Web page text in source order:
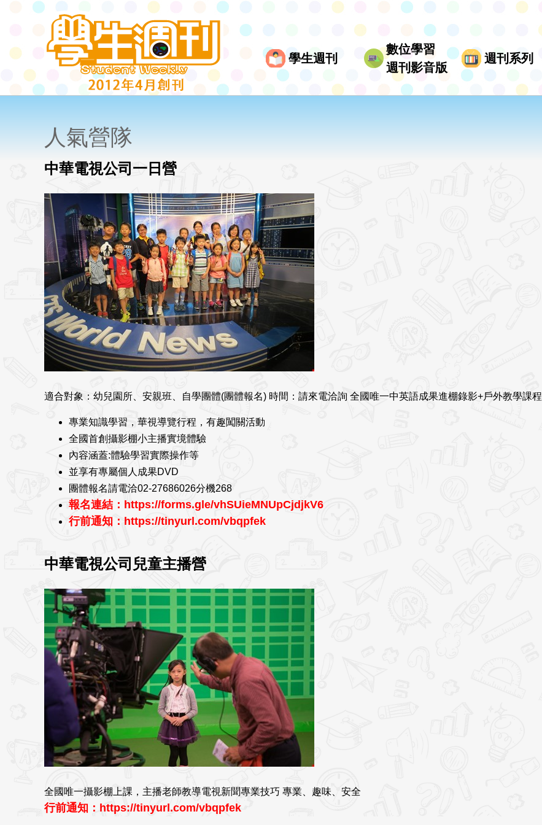
學生週刊
數位學習
週刊影音版
週刊系列
人氣營隊
中華電視公司一日營
適合對象：幼兒園所、安親班、自學團體(團體報名) 時間：請來電洽詢 全國唯一中英語成果進棚錄影+戶外教學課程
專業知識學習，華視導覽行程，有趣闖關活動
全國首創攝影棚小主播實境體驗
內容涵蓋:體驗學習實際操作等
並享有專屬個人成果DVD
團體報名請電洽02-27686026分機268
報名連結： https://forms.gle/vhSUieMNUpCjdjkV6
行前通知：https://tinyurl.com/vbqpfek
中華電視公司兒童主播營
全國唯一攝影棚上課，主播老師教導電視新聞專業技巧 專業、趣味、安全
行前通知：https://tinyurl.com/vbqpfek